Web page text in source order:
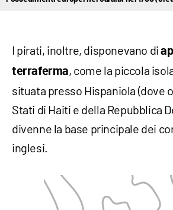
I pirati, inoltre, disponevano di
terraferma, come la piccola
situata presso Hispaniola (dove
Stati di Haiti e della Repubblica
divenne la base principale dei
inglesi.